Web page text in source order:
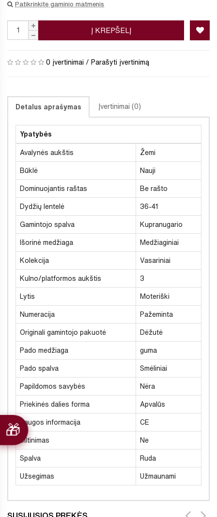
Patikrinkite gaminio matmenis
Į KREPŠELĮ
0 įvertinimai / Parašyti įvertinimą
Detalus aprašymas Įvertinimai (0)
Ypatybės
Avalynės aukštis Žemi
Būklė Nauji
Dominuojantis raštas Be rašto
Dydžių lentelė 36-41
Gamintojo spalva Kupranugario
Išorinė medžiaga Medžiaginiai
Kolekcija Vasariniai
Kulno/platformos aukštis 3
Lytis Moteriški
Numeracija Pažeminta
Originali gamintojo pakuotė Dėžutė
Pado medžiaga guma
Pado spalva Smėliniai
Papildomos savybės Nėra
Priekinės dalies forma Apvalūs
Saugos informacija CE
Šiltinimas Ne
Spalva Ruda
Užsegimas Užmaunami
SUSIJUSIOS PREKĖS